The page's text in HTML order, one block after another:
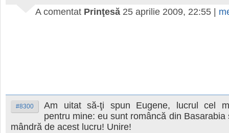
A comentat Prinţesă 25 aprilie 2009, 22:55
#8300
Am uitat să-ţi spun Eugene, lucrul cel
pentru mine: eu sunt româncă din Basarabia
mândră de acest lucru! Unire!